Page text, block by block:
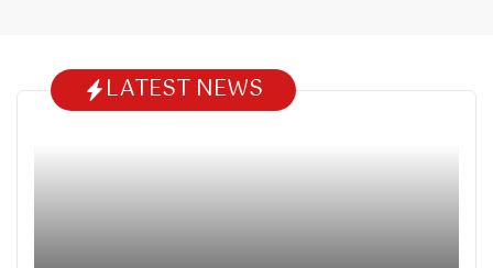
LATEST NEWS